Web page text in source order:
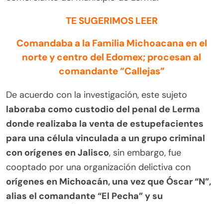
TE SUGERIMOS LEER
Comandaba a la Familia Michoacana en el
norte y centro del Edomex; procesan al
comandante “Callejas”
De acuerdo con la investigación, este sujeto
laboraba como custodio del penal de Lerma
donde realizaba la venta de estupefacientes
para una célula vinculada a un grupo criminal
con orígenes en Jalisco, sin embargo, fue
cooptado por una organización delictiva con
orígenes en Michoacán, una vez que Óscar “N”,
alias el comandante “El Pecha” y su